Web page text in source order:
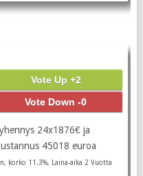
Vote Up +2
Vote Down -0
24x1876€ ja
45018 euroa
korko 11.3%, Laina-aika 2 Vuotta